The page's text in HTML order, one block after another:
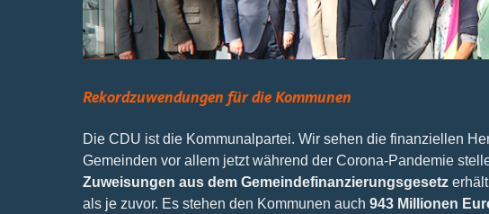
Rekordzuwendungen für die Kommunen
Die CDU ist die Kommunalpartei. Wir sehen die finanziellen
Gemeinden vor allem jetzt während der Corona-Pandemie
Zuweisungen aus dem Gemeindefinanzierungsgesetz
als je zuvor. Es stehen den Kommunen auch 943 Millionen